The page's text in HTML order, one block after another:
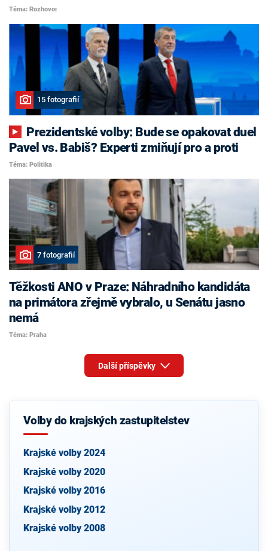
Téma: Rozhovor
15 fotografií
Pavel vs. Babiš? Experti zmiňují pro a proti
Téma: Politika
7 fotografií
Těžkosti ANO v Praze: Náhradního kandidáta
na primátora zřejmě vybralo, u Senátu jasno
nemá
Téma: Praha
Další příspěvky
Volby do krajských zastupitelstev
Krajské volby 2024
Krajské volby 2020
Krajské volby 2016
Krajské volby 2012
Krajské volby 2008